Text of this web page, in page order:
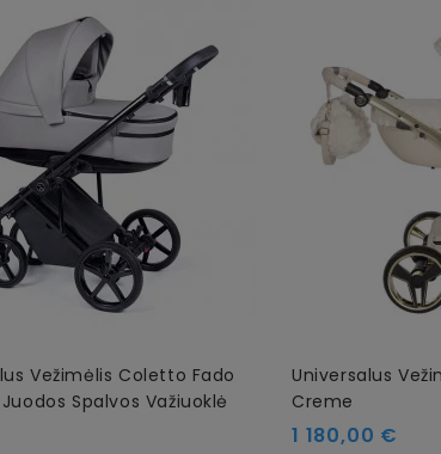
Vežimėlis Coletto Fado
Juodos Spalvos Važiuoklė
Universalus
Creme
Kaina
1 180,00 €